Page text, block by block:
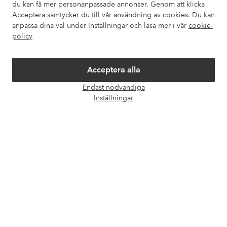
du kan få mer personanpassade annonser. Genom att klicka
Acceptera samtycker du till vår användning av cookies. Du kan
anpassa dina val under Inställningar och läsa mer i vår cookie-
policy
Acceptera alla
Endast nödvändiga
Inställningar
Mina sidor
Om Ellos